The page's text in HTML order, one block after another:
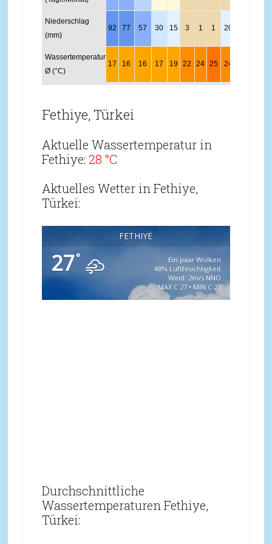
Niederschlag
(mm)
92 77 57 30 15 3 1 1 20
Wassertemperatur
Ø (°C)
17 16 16 17 19 22 24 25 24
Fethiye, Türkei
Aktuelle Wassertemperatur in
Fethiye: 28 °C
Aktuelles Wetter in Fethiye,
Türkei:
FETHIYE
27°
Ein paar Wolken
48% Luftfeuchtigkeit
Wind: 2m/s NNO
MAX C 27 • MIN C 27
Durchschnittliche
Wassertemperaturen Fethiye,
Türkei: